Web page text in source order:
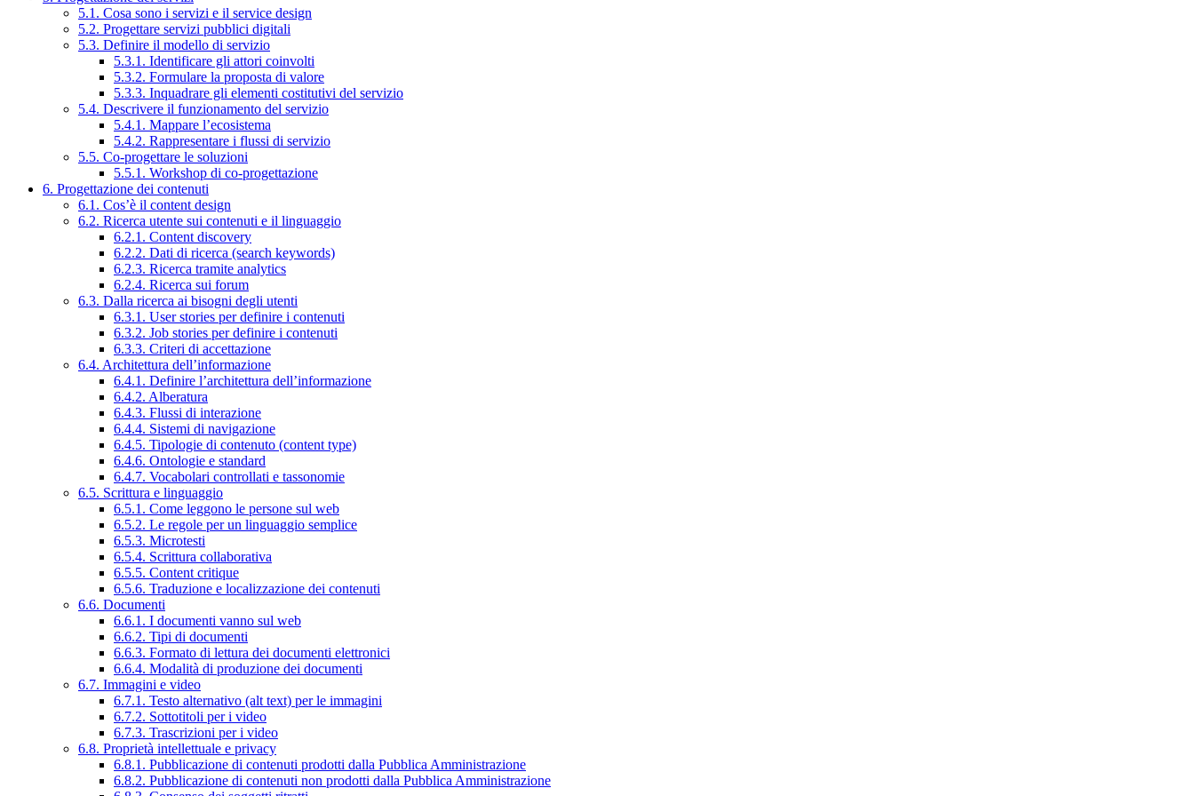
5.1. Cosa sono i servizi e il service design
5.2. Progettare servizi pubblici digitali
5.3. Definire il modello di servizio
5.3.1. Identificare gli attori coinvolti
5.3.2. Formulare la proposta di valore
5.3.3. Inquadrare gli elementi costitutivi del servizio
5.4. Descrivere il funzionamento del servizio
5.4.1. Mappare l’ecosistema
5.4.2. Rappresentare i flussi di servizio
5.5. Co-progettare le soluzioni
5.5.1. Workshop di co-progettazione
6. Progettazione dei contenuti
6.1. Cos’è il content design
6.2. Ricerca utente sui contenuti e il linguaggio
6.2.1. Content discovery
6.2.2. Dati di ricerca (search keywords)
6.2.3. Ricerca tramite analytics
6.2.4. Ricerca sui forum
6.3. Dalla ricerca ai bisogni degli utenti
6.3.1. User stories per definire i contenuti
6.3.2. Job stories per definire i contenuti
6.3.3. Criteri di accettazione
6.4. Architettura dell’informazione
6.4.1. Definire l’architettura dell’informazione
6.4.2. Alberatura
6.4.3. Flussi di interazione
6.4.4. Sistemi di navigazione
6.4.5. Tipologie di contenuto (content type)
6.4.6. Ontologie e standard
6.4.7. Vocabolari controllati e tassonomie
6.5. Scrittura e linguaggio
6.5.1. Come leggono le persone sul web
6.5.2. Le regole per un linguaggio semplice
6.5.3. Microtesti
6.5.4. Scrittura collaborativa
6.5.5. Content critique
6.5.6. Traduzione e localizzazione dei contenuti
6.6. Documenti
6.6.1. I documenti vanno sul web
6.6.2. Tipi di documenti
6.6.3. Formato di lettura dei documenti elettronici
6.6.4. Modalità di produzione dei documenti
6.7. Immagini e video
6.7.1. Testo alternativo (alt text) per le immagini
6.7.2. Sottotitoli per i video
6.7.3. Trascrizioni per i video
6.8. Proprietà intellettuale e privacy
6.8.1. Pubblicazione di contenuti prodotti dalla Pubblica Amministrazione
6.8.2. Pubblicazione di contenuti non prodotti dalla Pubblica Amministrazione